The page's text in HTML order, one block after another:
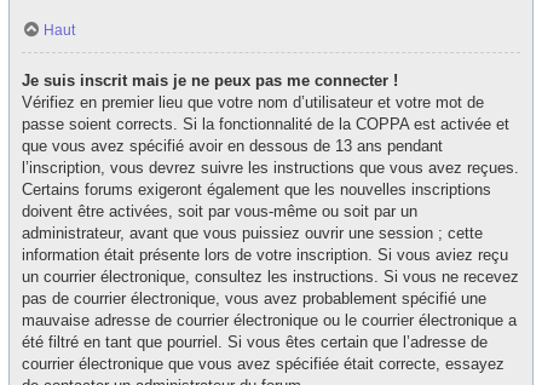
Haut
Je suis inscrit mais je ne peux pas me connecter !
Vérifiez en premier lieu que votre nom d’utilisateur et votre mot de
passe soient corrects. Si la fonctionnalité de la COPPA est activée et
que vous avez spécifié avoir en dessous de 13 ans pendant
l’inscription, vous devrez suivre les instructions que vous avez reçues.
Certains forums exigeront également que les nouvelles inscriptions
doivent être activées, soit par vous-même ou soit par un
administrateur, avant que vous puissiez ouvrir une session ; cette
information était présente lors de votre inscription. Si vous aviez reçu
un courrier électronique, consultez les instructions. Si vous ne recevez
pas de courrier électronique, vous avez probablement spécifié une
mauvaise adresse de courrier électronique ou le courrier électronique a
été filtré en tant que pourriel. Si vous êtes certain que l’adresse de
courrier électronique que vous avez spécifiée était correcte, essayez